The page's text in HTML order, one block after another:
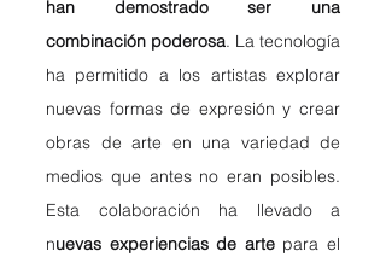
han demostrado ser una
combinación poderosa. La tecnología
ha permitido a los artistas explorar
nuevas formas de expresión y crear
obras de arte en una variedad de
medios que antes no eran posibles.
Esta colaboración ha llevado a
nuevas experiencias de arte para el